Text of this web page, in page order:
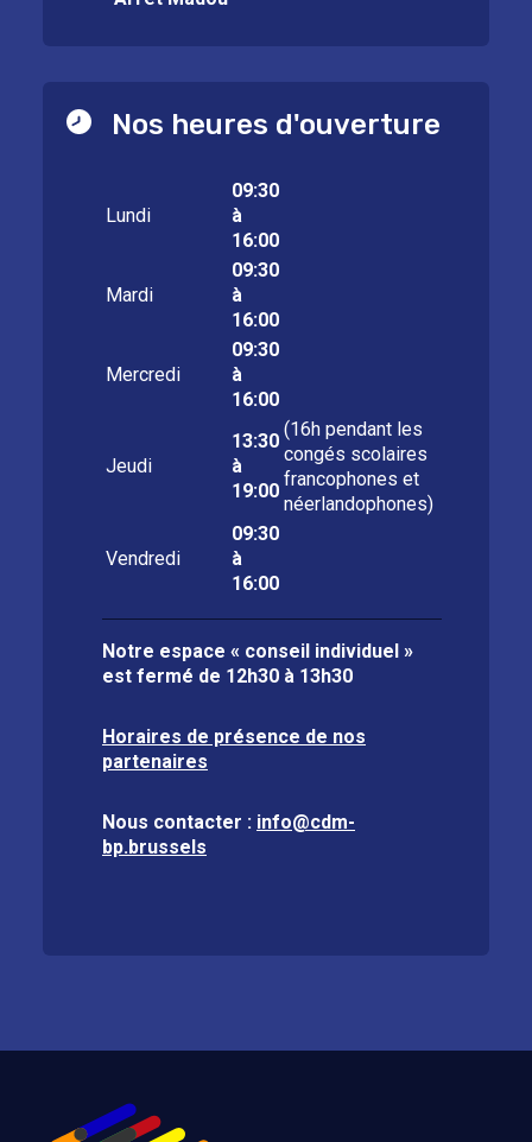
Nos heures d'ouverture
Lundi
09:30
à
16:00
Mardi
09:30
à
16:00
Mercredi
09:30
à
16:00
Jeudi
13:30
à
19:00
(16h pendant les
congés scolaires
francophones et
néerlandophones)
Vendredi
09:30
à
16:00
Notre espace « conseil individuel »
est fermé de 12h30 à 13h30
Horaires de présence de nos
partenaires
Nous contacter : info@cdm-
bp.brussels